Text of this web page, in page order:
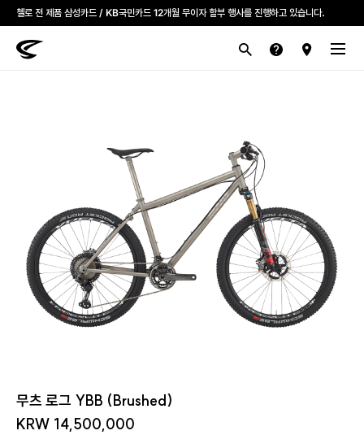
모든 첼로자전거 대리점은 고유가 피해지원금을 사용할 수 있습니다.
첼로 전 제품 삼성카드 / KB국민카드 12개월 무이자 할부 행사를 진행하고 있습니다.
무츠 로그 YBB (Brushed)
KRW 14,500,000